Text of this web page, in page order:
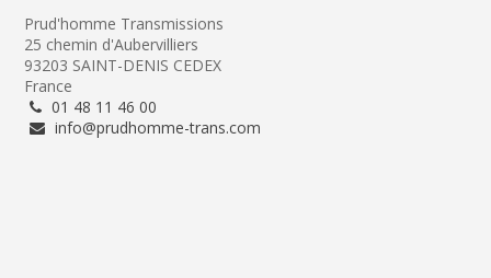
Prud'homme Transmissions
25 chemin d'Aubervilliers
93203 SAINT-DENIS CEDEX
France
01 48 11 46 00
info@prudhomme-trans.com